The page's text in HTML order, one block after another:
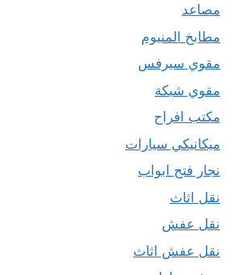
مصاعد
مطابخ المنيوم
مقوي سيرفس
مقوي شبكة
مكتب افراح
ميكانيكي سيارات
نجار فتح ابواب
نقل اثاث
نقل عفش
نقل عفش اثاث